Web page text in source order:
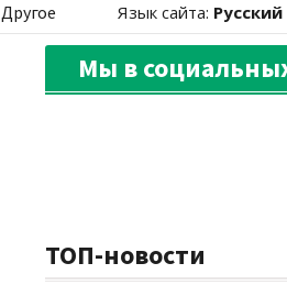
Другое Язык сайта: Русский
Мы в
ТОП-новости